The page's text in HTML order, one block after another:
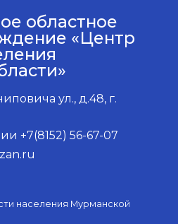
областное
«Центр
ул., д.48, г.
+7(8152) 56-67-07
населения Мурманской